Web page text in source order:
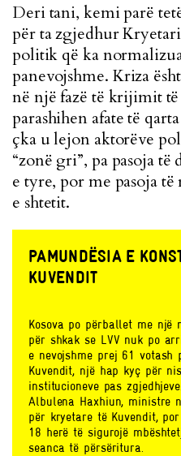
Deri tani, kemi parë
për ta zgjedhur
politik që ka
panevojshme. Kriza
në një fazë të krijimit
parashihen afate të
çka u lejon aktorëve
“zonë gri”, pa pasoja
e tyre, por me pasoja
e shtetit.
PAMUNDËSIA E
KUVENDIT
Kosova po përballet me
për shkak se LVV nuk po
e nevojshme prej 61 votash
Kuvendit, një hap kyç për
institucioneve pas
Albulena Haxhiun, ministre
për kryetare të Kuvendit,
18 herë të sigurojë
seanca të përsëritura.